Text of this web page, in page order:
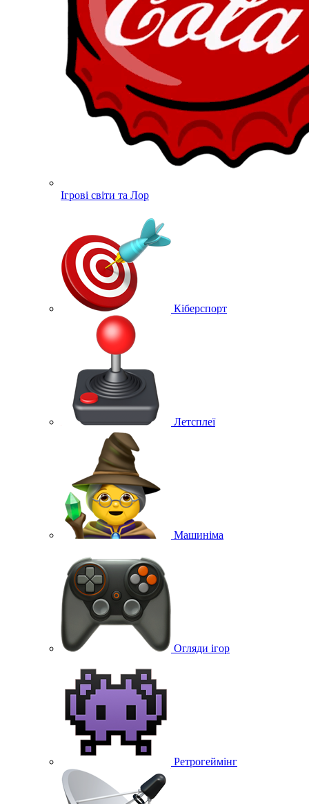
Ігрові світи та Лор
Кіберспорт
Летсплеї
Машиніма
Огляди ігор
Ретрогеймінг